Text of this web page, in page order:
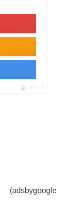
ポチップ
(adsbygoogle